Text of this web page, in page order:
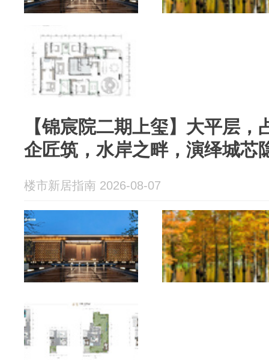
【锦宸院二期上玺】大平层
企匠筑，水岸之畔，演绎城芯
楼市新居指南 2026-08-07